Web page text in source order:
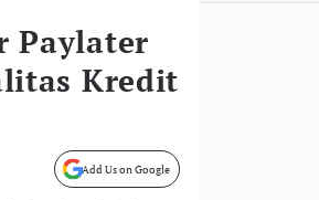
Paylater
Kredit
Add Us on Google